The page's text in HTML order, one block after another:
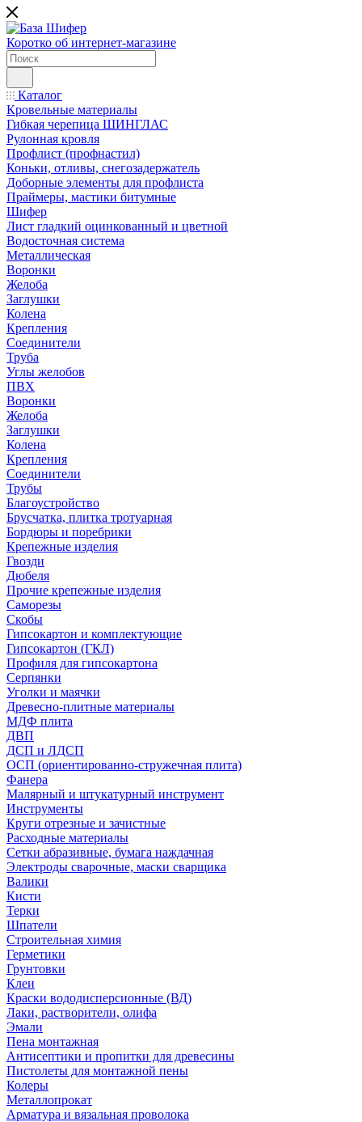
Коротко об интернет-магазине
Каталог
Кровельные материалы
Гибкая черепица ШИНГЛАС
Рулонная кровля
Профлист (профнастил)
Коньки, отливы, снегозадержатель
Доборные элементы для профлиста
Праймеры, мастики битумные
Шифер
Лист гладкий оцинкованный и цветной
Водосточная система
Металлическая
Воронки
Желоба
Заглушки
Колена
Крепления
Соединители
Труба
Углы желобов
ПВХ
Воронки
Желоба
Заглушки
Колена
Крепления
Соединители
Трубы
Благоустройство
Брусчатка, плитка тротуарная
Бордюры и поребрики
Крепежные изделия
Гвозди
Дюбеля
Прочие крепежные изделия
Саморезы
Скобы
Гипсокартон и комплектующие
Гипсокартон (ГКЛ)
Профиля для гипсокартона
Серпянки
Уголки и маячки
Древесно-плитные материалы
МДФ плита
ДВП
ДСП и ЛДСП
ОСП (ориентированно-стружечная плита)
Фанера
Малярный и штукатурный инструмент
Инструменты
Круги отрезные и зачистные
Расходные материалы
Сетки абразивные, бумага наждачная
Электроды сварочные, маски сварщика
Валики
Кисти
Терки
Шпатели
Строительная химия
Герметики
Грунтовки
Клеи
Краски вододисперсионные (ВД)
Лаки, растворители, олифа
Эмали
Пена монтажная
Антисептики и пропитки для древесины
Пистолеты для монтажной пены
Колеры
Металлопрокат
Арматура и вязальная проволока